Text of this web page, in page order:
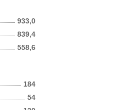
933,0
839,4
558,6
184
54